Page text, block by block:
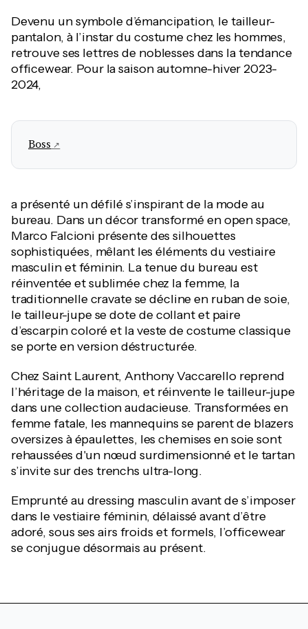
Devenu un symbole d’émancipation, le tailleur-
pantalon, à l’instar du costume chez les hommes,
retrouve ses lettres de noblesses dans la tendance
officewear. Pour la saison automne-hiver 2023-
2024,
Boss
a présenté un défilé s’inspirant de la mode au
bureau. Dans un décor transformé en open space,
Marco Falcioni présente des silhouettes
sophistiquées, mêlant les éléments du vestiaire
masculin et féminin. La tenue du bureau est
réinventée et sublimée chez la femme, la
traditionnelle cravate se décline en ruban de soie,
le tailleur-jupe se dote de collant et paire
d’escarpin coloré et la veste de costume classique
se porte en version déstructurée.
Chez Saint Laurent, Anthony Vaccarello reprend
l’héritage de la maison, et réinvente le tailleur-jupe
dans une collection audacieuse. Transformées en
femme fatale, les mannequins se parent de blazers
oversizes à épaulettes, les chemises en soie sont
rehaussées d'un nœud surdimensionné et le tartan
s’invite sur des trenchs ultra-long.
Emprunté au dressing masculin avant de s’imposer
dans le vestiaire féminin, délaissé avant d’être
adoré, sous ses airs froids et formels, l’officewear
se conjugue désormais au présent.